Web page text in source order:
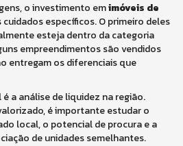
o investimento emimóveis de
cuidados específicos. O primeiro deles
esteja dentro da categoria
empreendimentos são vendidos
entregam os diferenciais que
a análise de liquidez na região.
é importante estudar o
local, o potencial de procura e a
de unidades semelhantes.